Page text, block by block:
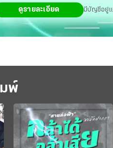
ดูรายละเอียด มีบัญชีอยู่แ
พ์